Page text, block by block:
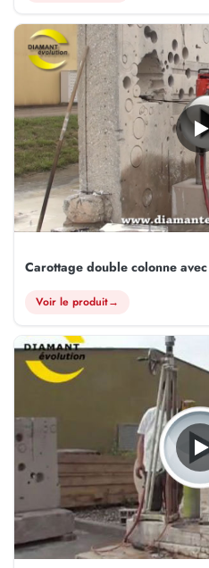
Carottage double colonne
Voir le produit→